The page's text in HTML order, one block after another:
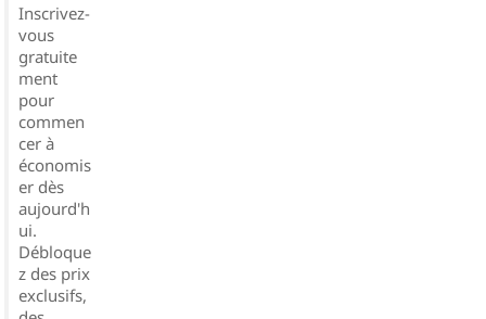
Inscrivez-
vous
gratuite
ment
pour
commen
cer à
économis
er dès
aujourd'h
ui.
Débloque
z des prix
exclusifs,